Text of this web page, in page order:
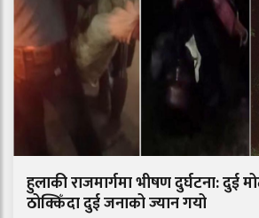
हुलाकी राजमार्गमा भीषण दुर्घटना: दुई
ठोक्किँदा दुई जनाको ज्यान गयो